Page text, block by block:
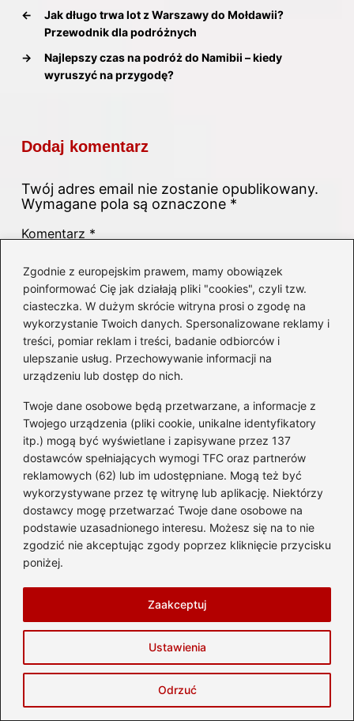
Zgodnie z europejskim prawem, mamy obowiązek
poinformować Cię jak działają pliki "cookies", czyli tzw.
ciasteczka. W dużym skrócie witryna prosi o zgodę na
wykorzystanie Twoich danych. Spersonalizowane reklamy i
treści, pomiar reklam i treści, badanie odbiorców i
ulepszanie usług. Przechowywanie informacji na
urządzeniu lub dostęp do nich.
Twoje dane osobowe będą przetwarzane, a informacje z
Twojego urządzenia (pliki cookie, unikalne identyfikatory
itp.) mogą być wyświetlane i zapisywane przez 137
dostawców spełniających wymogi TFC oraz partnerów
reklamowych (62) lub im udostępniane. Mogą też być
wykorzystywane przez tę witrynę lub aplikację. Niektórzy
dostawcy mogę przetwarzać Twoje dane osobowe na
podstawie uzasadnionego interesu. Możesz się na to nie
zgodzić nie akceptując zgody poprzez kliknięcie przycisku
poniżej.
Ustawienia
Odrzuć
Zaakceptuj
←
Jak długo trwa lot z Warszawy do Mołdawii?
Przewodnik dla podróżnych
→
Najlepszy czas na podróż do Namibii – kiedy
wyruszyć na przygodę?
Dodaj komentarz
Twój adres email nie zostanie opublikowany.
Wymagane pola są oznaczone *
Komentarz *
Nazwa*
Adres email*
Witryna internetowa
Zapamiętaj moje dane w tej przeglądarce
podczas pisania kolejnych komentarzy.
Poczytaj więcej